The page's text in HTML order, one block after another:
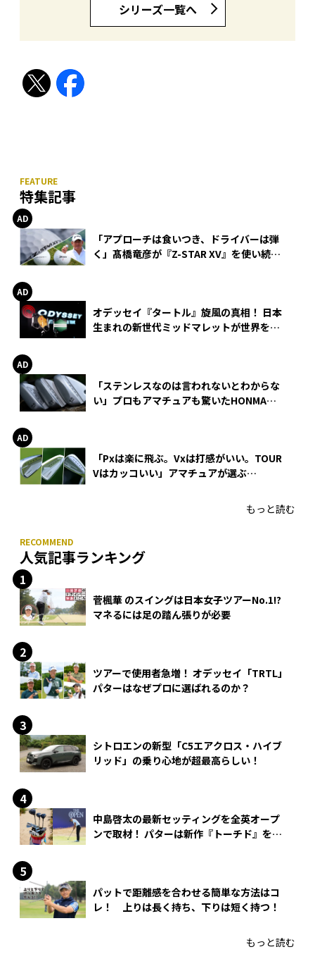
シリーズ一覧へ
特集記事
「アプローチは食いつき、ドライバーは弾
く」髙橋竜彦が『Z-STAR XV』を使い続け
オデッセイ『タートル』旋風の真相！ 日本
生まれの新世代ミッドマレットが世界を席
「ステンレスなのは言われないとわからな
い」プロもアマチュアも驚いたHONMA
「Pxは楽に飛ぶ。Vxは打感がいい。TOUR
Vはカッコいい」アマチュアが選ぶ
もっと読む
人気記事ランキング
菅楓華 のスイングは日本女子ツアーNo.1!?
マネるには足の踏ん張りが必要
ツアーで使用者急増！ オデッセイ「TRTL」
パターはなぜプロに選ばれるのか？
シトロエンの新型「C5エアクロス・ハイブ
リッド」の乗り心地が超最高らしい！
中島啓太の最新セッティングを全英オープ
ンで取材！ パターは新作『トーチド』を投
パットで距離感を合わせる簡単な方法はコ
レ！ 上りは長く持ち、下りは短く持つ！
もっと読む